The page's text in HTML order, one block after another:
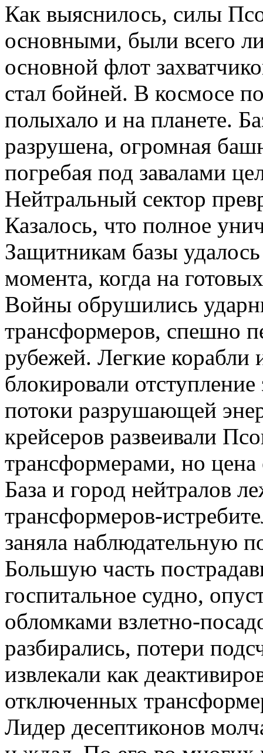
Как выяснилось, силы
основными, были всего
основной флот
стал бойней. В космосе
полыхало и на планете.
разрушена, огромная
погребая под завалами
Нейтральный сектор
Казалось, что полное
Защитникам базы
момента, когда на
Войны обрушились
трансформеров, спешно
рубежей. Легкие
блокировали
потоки разрушающей
крейсеров развеивали
трансформерами, но цена
База и город нейтралов
трансформеров-
заняла наблюдательную
Большую часть
госпитальное судно,
обломками взлетно-
разбирались, потери
извлекали как
отключенных
Лидер десептиконов